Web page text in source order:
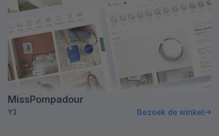
MissPompadour
Y1 Bezoek de winkel